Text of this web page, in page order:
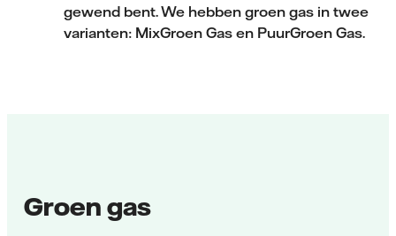
gewend bent. We hebben groen gas in twee
varianten: MixGroen Gas en PuurGroen Gas.
Groen gas